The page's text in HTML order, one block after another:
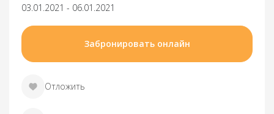
03.01.2021 - 06.01.2021
Забронировать онлайн
Отложить